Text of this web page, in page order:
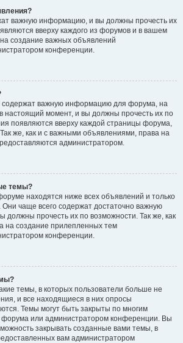
важную информацию, и вы должны прочесть их
вверху каждого из форумов и в вашем
создание важных объявлений
конференции.
содержат важную информацию для форума, на
настоящий момент, и вы должны прочесть их по
появляются вверху каждой страницы форума,
же, как и с важными объявлениями, права на
администратором.
темы?
находятся ниже всех объявлений и только
Они чаще всего содержат достаточно важную
прочесть их по возможности. Так же, как
на создание прилепленных тем
конференции.
темы, в которых пользователи больше не
и все находящиеся в них опросы
Темы могут быть закрыты по многим
или администратором конференции. Вы
закрывать созданные вами темы, в
вам администратором